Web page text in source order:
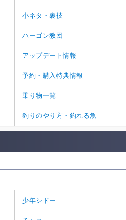
小ネタ・裏技
ハーゴン教団
アップデート情報
予約・購入特典情報
乗り物一覧
釣りのやり方・釣れる魚
少年シドー